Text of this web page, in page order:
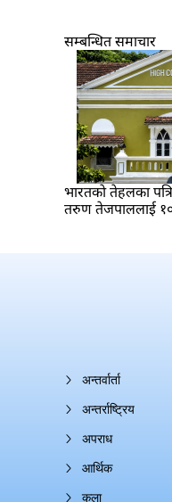
सम्बन्धित समाचार
भारतकाे तेहलका
तरुण तेजपाललाई
अन्तर्वार्ता
अन्तर्राष्ट्रिय
अपराध
आर्थिक
कला